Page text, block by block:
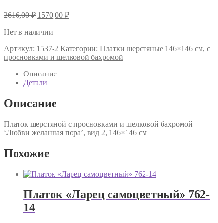
2616,00₽ Первоначальная
составляла
1570,00 ₽Текущая
Нет в наличии
Артикул: 1537-2 Категории: Платки шерстяные 146×146 см, с
просновками и шелковой бахромой
Описание
Детали
Описание
Платок шерстяной с просновками и шелковой бахромой
‘Любви желанная пора’, вид 2, 146×146 см
Похожие
Платок «Ларец самоцветный» 762-
14